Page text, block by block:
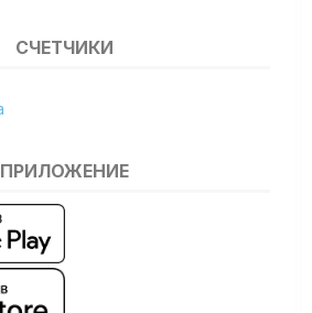
СЧЕТЧИКИ
ПРИЛОЖЕНИЕ